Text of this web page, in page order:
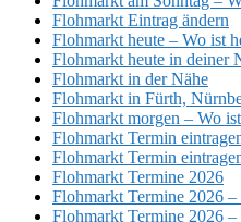
Flohmarkt Eintrag ändern
Flohmarkt heute – Wo ist
Flohmarkt heute in deiner
Flohmarkt in der Nähe
Flohmarkt in Fürth,
Flohmarkt morgen – Wo
Flohmarkt Termin
Flohmarkt Termin
Flohmarkt Termine 2026
Flohmarkt Termine 2026
Flohmarkt Termine 2026 –